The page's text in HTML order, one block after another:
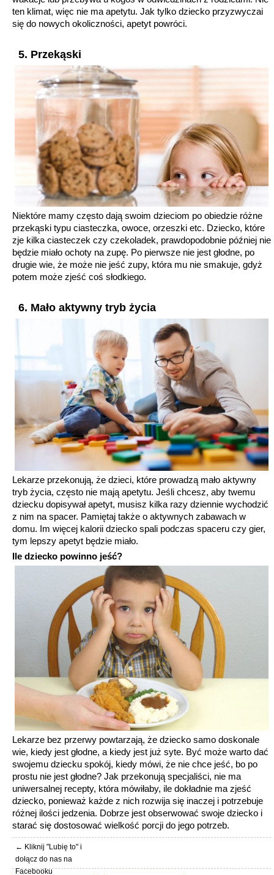
ten klimat, więc nie ma apetytu. Jak tylko dziecko przyzwyczai
się do nowych okoliczności, apetyt powróci.
5. Przekąski
Niektóre mamy często dają swoim dzieciom po obiedzie różne
przekąski typu ciasteczka, owoce, orzeszki etc. Dziecko, które
zje kilka ciasteczek czy czekoladek, prawdopodobnie później nie
będzie miało ochoty na zupę. Po pierwsze nie jest głodne, po
drugie wie, że może nie jeść zupy, która mu nie smakuje, gdyż
potem może zjeść coś słodkiego.
6. Mało aktywny tryb życia
Lekarze przekonują, że dzieci, które prowadzą mało aktywny
tryb życia, często nie mają apetytu. Jeśli chcesz, aby twemu
dziecku dopisywał apetyt, musisz kilka razy dziennie wychodzić
z nim na spacer. Pamiętaj także o aktywnych zabawach w
domu. Im więcej kalorii dziecko spali podczas spaceru czy gier,
tym lepszy apetyt będzie miało.
Ile dziecko powinno jeść?
Lekarze bez przerwy powtarzają, że dziecko samo doskonale
wie, kiedy jest głodne, a kiedy jest już syte. Być może warto dać
swojemu dziecku spokój, kiedy mówi, że nie chce jeść, bo po
prostu nie jest głodne? Jak przekonują specjaliści, nie ma
uniwersalnej recepty, która mówiłaby, ile dokładnie ma zjeść
dziecko, ponieważ każde z nich rozwija się inaczej i potrzebuje
różnej ilości jedzenia. Dobrze jest obserwować swoje dziecko i
starać się dostosować wielkość porcji do jego potrzeb.
← Kliknij "Lubię to" i
dołącz do nas na
Facebooku